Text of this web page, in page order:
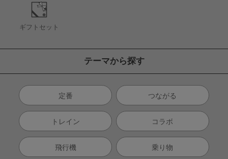
ギフトセット
テーマから探す
定番 つながる
トレイン コラボ
飛行機 乗り物